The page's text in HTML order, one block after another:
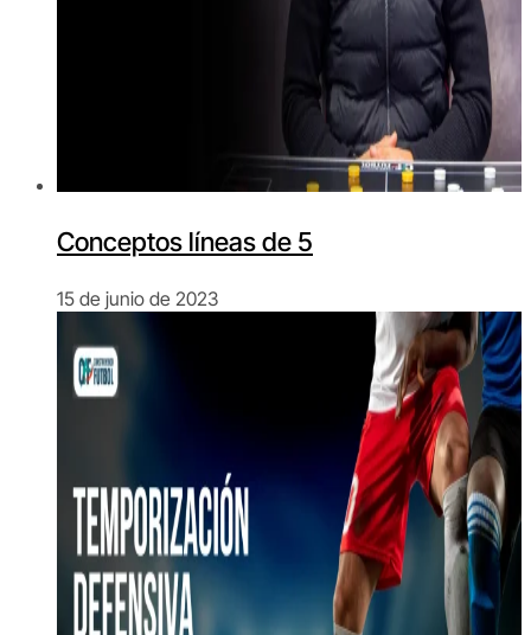
Conceptos líneas de 5
15 de junio de 2023